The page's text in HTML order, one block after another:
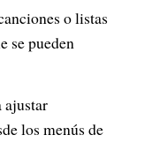
o listas
se pueden
ajustar
los menús de